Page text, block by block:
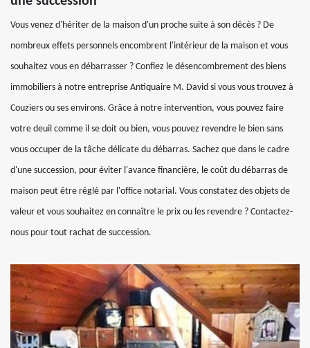
Vous venez d'hériter de la maison d'un proche suite à son décès ? De
nombreux effets personnels encombrent l'intérieur de la maison et vous
souhaitez vous en débarrasser ? Confiez le désencombrement des biens
immobiliers à notre entreprise Antiquaire M. David si vous vous trouvez à
Couziers ou ses environs. Grâce à notre intervention, vous pouvez faire
votre deuil comme il se doit ou bien, vous pouvez revendre le bien sans
vous occuper de la tâche délicate du débarras. Sachez que dans le cadre
d'une succession, pour éviter l'avance financière, le coût du débarras de
maison peut être réglé par l'office notarial. Vous constatez des objets de
valeur et vous souhaitez en connaître le prix ou les revendre ? Contactez-
nous pour tout rachat de succession.